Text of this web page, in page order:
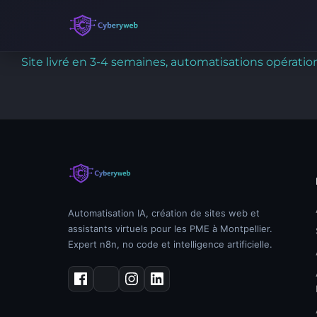
SkipSite livré en 3-4 semaines, automatisations
Automatisation IA, création de sites web et
assistants virtuels pour les PME à Montpellier.
Expert n8n, no code et intelligence artificielle.